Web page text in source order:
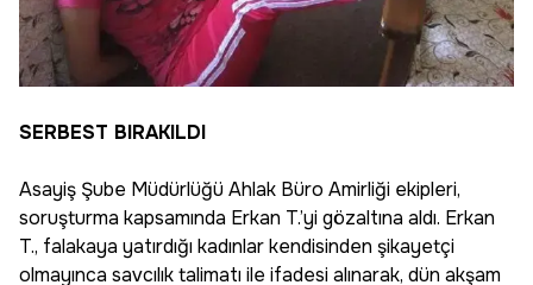
SERBEST BIRAKILDI
Asayiş Şube Müdürlüğü Ahlak Büro Amirliği ekipleri,
soruşturma kapsamında Erkan T.’yi gözaltına aldı. Erkan
T., falakaya yatırdığı kadınlar kendisinden şikayetçi
olmayınca savcılık talimatı ile ifadesi alınarak, dün akşam